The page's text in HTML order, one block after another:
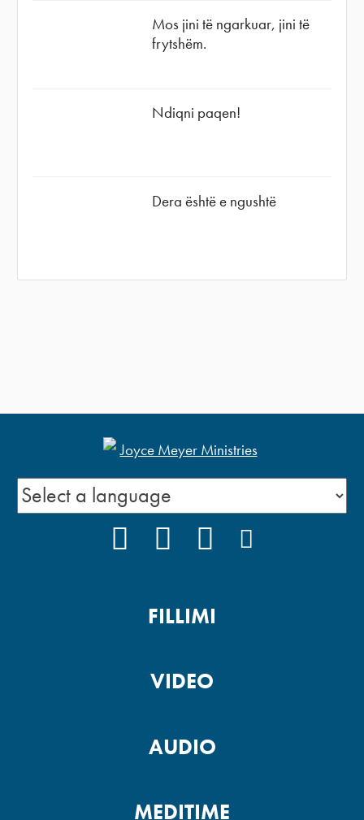
Mos jini të ngarkuar, jini të
frytshëm.
Ndiqni paqen!
Dera është e ngushtë
YOUTUBEINSTAGRAM
FILLIMI
VIDEO
AUDIO
MEDITIME